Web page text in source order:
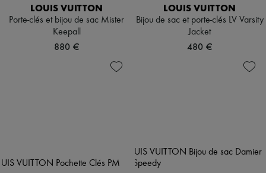
LOUIS VUITTON
Porte-clés et bijou de sac Mister
Keepall
880 €
LOUIS VUITTON
Bijou de sac et porte-clés LV Varsity
Jacket
480 €